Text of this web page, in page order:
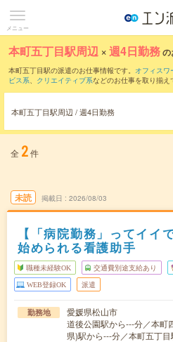
メニュー
本町五丁目駅周辺 ×週4日勤務の
本町五丁目駅の派遣のお仕事情報です。 オフィスワ
ビス系、 クリエイティブ系などのお仕事を取り揃
本町五丁目駅周辺 / 週4日勤務
全 2件
未読 掲載日 2026/08/03
【「病院勤務」ってイイ
始められる看護助手
職種未経験OK 交通費別途支給あり
WEB登録OK 派遣
勤務地
愛媛県松山市
道後公園駅から---分／本町
県)駅から---分／本町五丁